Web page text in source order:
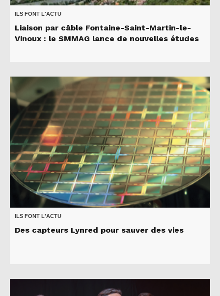
ILS FONT L'ACTU
Liaison par câble Fontaine-Saint-Martin-le-
Vinoux : le SMMAG lance de nouvelles études
ILS FONT L'ACTU
Des capteurs Lynred pour sauver des vies